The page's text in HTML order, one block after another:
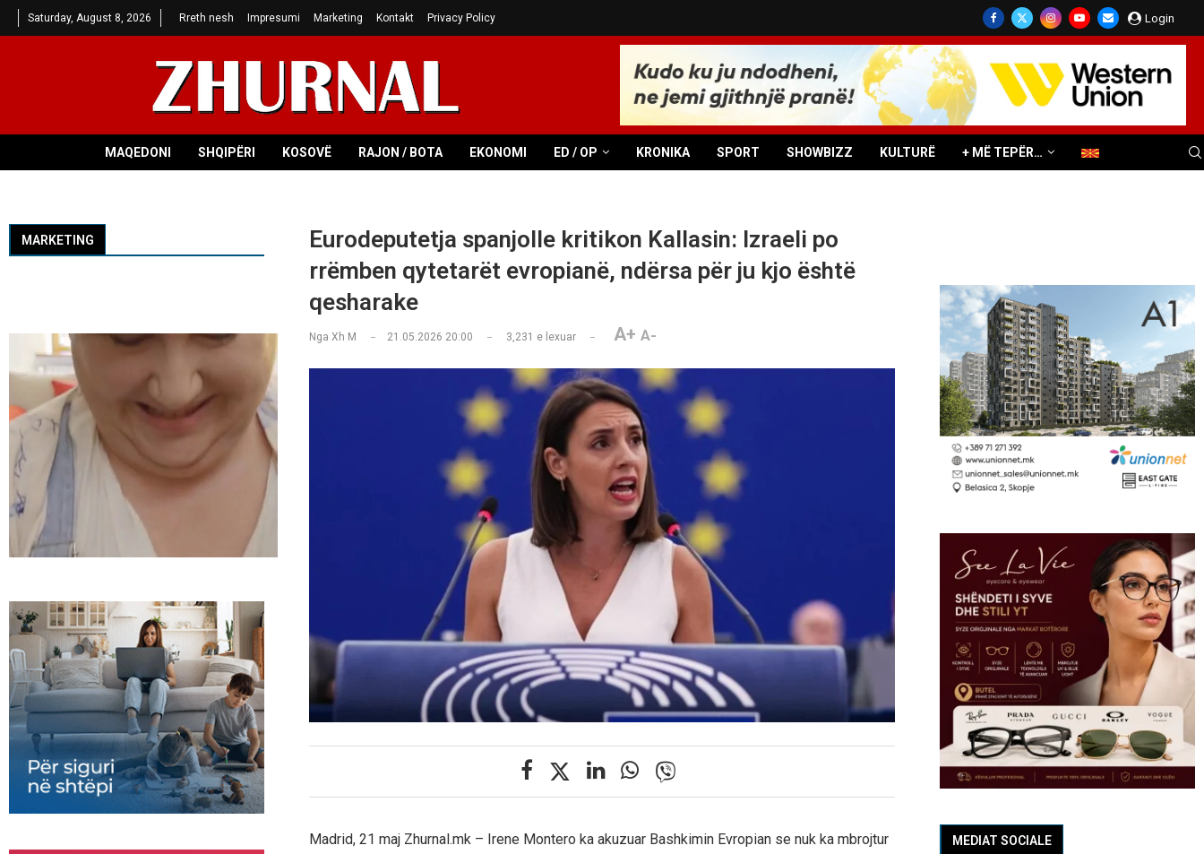
Saturday, August 8, 2026 Rreth nesh Impresumi Marketing Kontakt Privacy Policy Login
MAQEDONI SHQIPËRI KOSOVË RAJON / BOTA EKONOMI ED / OP KRONIKA SPORT SHOWBIZZ KULTURË + MË TEPËR…
Eurodeputetja spanjolle kritikon Kallasin: Izraeli po
rrëmben qytetarët evropianë, ndërsa për ju kjo është
qesharake
Nga Xh M 21.05.2026 20:00 3,231 e lexuar A+ A-
Madrid, 21 maj Zhurnal.mk – Irene Montero ka akuzuar Bashkimin Evropian se nuk ka mbrojtur
MEDIAT SOCIALE
MARKETING